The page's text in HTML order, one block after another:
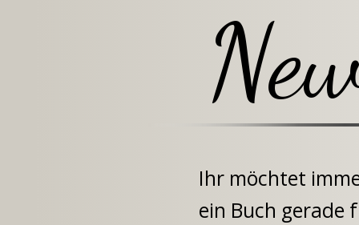
Ihr möchtet
ein Buch gerade